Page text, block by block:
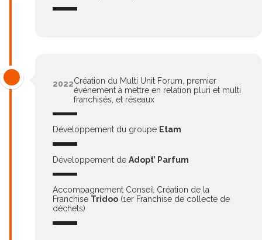
2022Création du Multi Unit Forum, premier
événement à mettre en relation pluri et multi
franchisés, et réseaux
Développement du groupe Etam
Développement de Adopt’ Parfum
Accompagnement Conseil Création de la
Franchise Tridoo (1er Franchise de collecte de
déchets)